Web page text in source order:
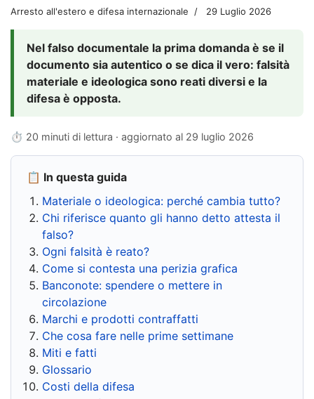
Arresto all'estero e difesa internazionale 29 Luglio 2026
Nel falso documentale la prima domanda è se il
documento sia autentico o se dica il vero: falsità
materiale e ideologica sono reati diversi e la
difesa è opposta.
⏱ 20 minuti di lettura · aggiornato al 29 luglio 2026
📋 In questa guida
Materiale o ideologica: perché cambia tutto?
Chi riferisce quanto gli hanno detto attesta il
falso?
Ogni falsità è reato?
Come si contesta una perizia grafica
Banconote: spendere o mettere in
circolazione
Marchi e prodotti contraffatti
Che cosa fare nelle prime settimane
Miti e fatti
Glossario
Costi della difesa